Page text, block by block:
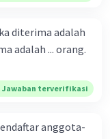
diterima adalah
adalah ... orang.
Jawaban terverifikasi
anggota-